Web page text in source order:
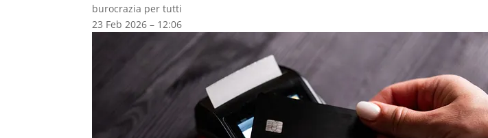
burocrazia per tutti
23 Feb 2026 – 12:06